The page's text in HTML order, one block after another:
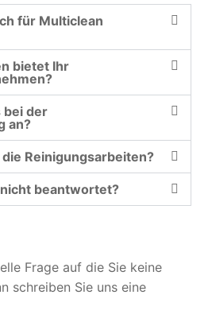
für Multiclean
bietet Ihr
bei der
an?
Reinigungsarbeiten?
beantwortet?
Frage auf die Sie keine
schreiben Sie uns eine